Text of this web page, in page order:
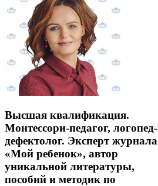
Высшая квалификация.
Монтессори-педагог, логопед-
дефектолог. Эксперт журнала
«Мой ребенок», автор
уникальной литературы,
пособий и методик по